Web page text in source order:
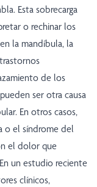
Esta sobrecarga
o rechinar los
la mandíbula, la
de los
ser otra causa
En otros casos,
o el síndrome del
el dolor que
un estudio reciente
clínicos,